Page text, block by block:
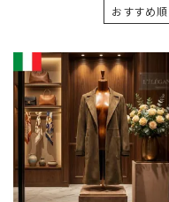
おすすめ順